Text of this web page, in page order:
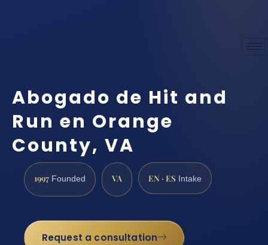
Abogado de Hit and
Run en Orange
County, VA
1997 Founded VA EN · ES Intake
Request a consultation